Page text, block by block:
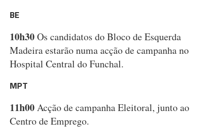
BE
10h30Os candidatos do Bloco de Esquerda
Madeira estarão numa acção de campanha no
Hospital Central do Funchal.
MPT
11h00Acção de campanha Eleitoral, junto ao
Centro de Emprego.